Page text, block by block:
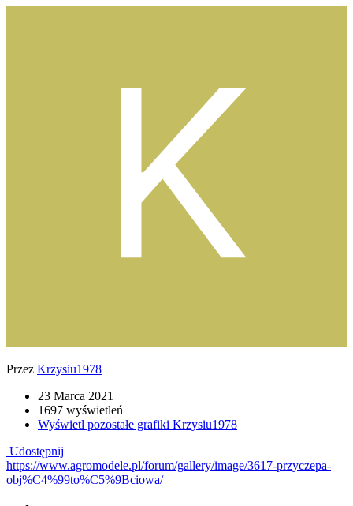
Przez Krzysiu1978
23 Marca 2021
1697 wyświetleń
Wyświetl pozostałe grafiki Krzysiu1978
Udostępnij
https://www.agromodele.pl/forum/gallery/image/3617-przyczepa-
obj%C4%99to%C5%9Bciowa/